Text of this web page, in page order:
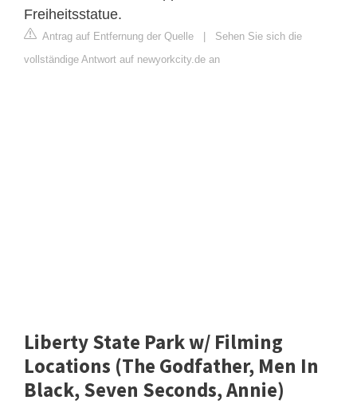
Freiheitsstatue.
Antrag auf Entfernung der Quelle
Sehen Sie sich die
vollständige Antwort auf newyorkcity.de an
Liberty State Park w/ Filming
Locations (The Godfather, Men In
Black, Seven Seconds, Annie)